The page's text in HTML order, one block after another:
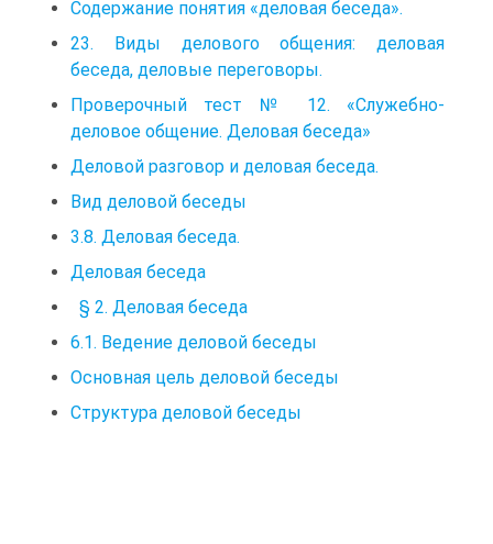
Содержание понятия «деловая беседа».
23. Виды делового общения: деловая
беседа, деловые переговоры.
Проверочный тест № 12. «Служебно-
деловое общение. Деловая беседа»
Деловой разговор и деловая беседа.
Вид деловой беседы
3.8. Деловая беседа.
Деловая беседа
§ 2. Деловая беседа
6.1. Ведение деловой беседы
Основная цель деловой беседы
Структура деловой беседы